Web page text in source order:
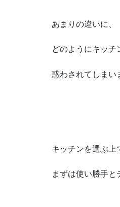
あまりの違いに、
どのようにキッチ
惑わされてしまい
キッチンを選ぶ上
まずは使い勝手と